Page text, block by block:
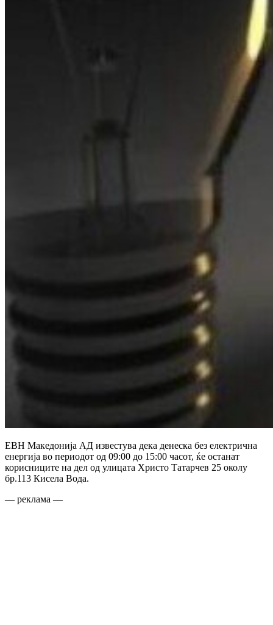
ЕВН Македонија АД известува дека денеска без електрична
енергија во периодот од 09:00 до 15:00 часот, ќе останат
корисниците на дел од улицата Христо Татарчев 25 околу
бр.113 Кисела Вода.
— реклама —